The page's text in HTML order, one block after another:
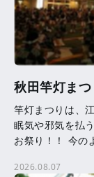
秋田竿灯まつ
竿灯まつりは、
眠気や邪気を払
お祭り！！ 今の
[…]
2026.08.07